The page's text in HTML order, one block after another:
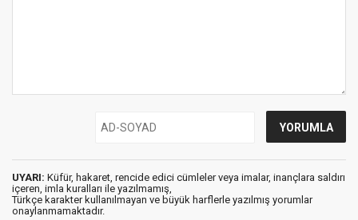
UYARI: Küfür, hakaret, rencide edici cümleler veya imalar, inançlara saldırı
içeren, imla kuralları ile yazılmamış,
Türkçe karakter kullanılmayan ve büyük harflerle yazılmış yorumlar
onaylanmamaktadır.